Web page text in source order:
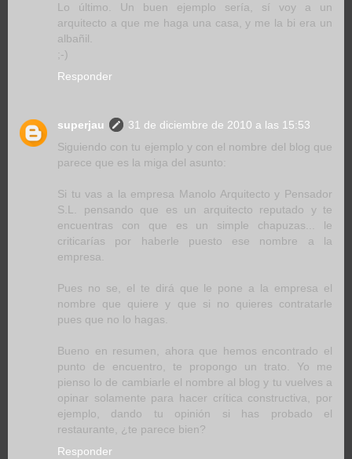
Lo último. Un buen ejemplo sería, sí voy a un
arquitecto a que me haga una casa, y me la bi era un
albañil.
;-)
Responder
superjau
31 de diciembre de 2010 a las 15:53
Siguiendo con tu ejemplo y con el nombre del blog que
parece que es la miga del asunto:
Si tu vas a la empresa Manolo Arquitecto y Pensador
S.L. pensando que es un arquitecto reputado y te
encuentras con que es un simple chapuzas... le
criticarías por haberle puesto ese nombre a la
empresa.
Pues no se, el te dirá que le pone a la empresa el
nombre que quiere y que si no quieres contratarle
pues que no lo hagas.
Bueno en resumen, ahora que hemos encontrado el
punto de encuentro, te propongo un trato. Yo me
pienso lo de cambiarle el nombre al blog y tu vuelves a
opinar solamente para hacer crítica constructiva, por
ejemplo, dando tu opinión si has probado el
restaurante, ¿te parece bien?
Responder